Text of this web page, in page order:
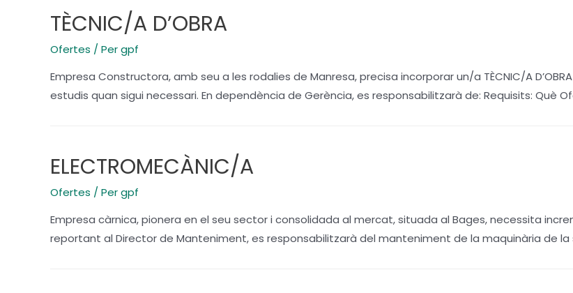
D’ERP
TÈCNIC/A D’OBRA
Ofertes / Pergpf
Empresa Constructora, amb seu a les rodalies de Manresa, precisa incorporar un/a TÈCNIC/A
estudis quan sigui necessari. En dependència de Gerència, es responsabilitzarà de: Requisits: Què
ELECTROMECÀNIC/A
Ofertes / Pergpf
Empresa càrnica, pionera en el seu sector i consolidada al mercat, situada al Bages, necessita
reportant al Director de Manteniment, es responsabilitzarà del manteniment de la maquinària de